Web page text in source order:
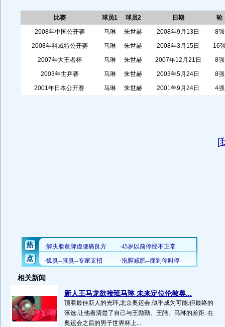
比赛 球员1 球员2 日期
轮
2008年中国公开赛
马琳 朱世赫 2008年9月13日
8强
2008年科威特公开赛
马琳 朱世赫 2008年3月15日
16
2007年大王者杯
马琳 朱世赫 2007年12月21日
8强
2003年世乒赛
马琳 朱世赫 2003年5月24日
8强
2001年日本公开赛
马琳 朱世赫 2001年9月24日 4强
[
相关新闻
新人王马龙欲接班马琳 未来定位伦敦奥...
顶着最佳新人的光环,北京奥运会,似乎成为可能.但最终的
落选,让他看清楚了自己与王励勤、王皓、马琳的差距. 在
奥运会之后的男子世界杯上...